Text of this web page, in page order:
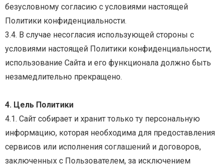
безусловному согласию с условиями настоящей
Политики конфиденциальности.
3.4. В случае несогласия использующей стороны с
условиями настоящей Политики конфиденциальности,
использование Сайта и его функционала должно быть
незамедлительно прекращено.
4. Цель Политики
4.1. Сайт собирает и хранит только ту персональную
информацию, которая необходима для предоставления
сервисов или исполнения соглашений и договоров,
заключенных с Пользователем, за исключением